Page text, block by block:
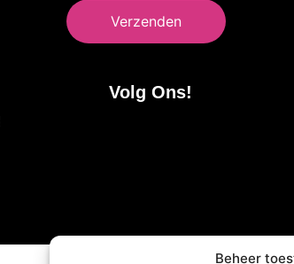
Beheer
Verzenden
Volg Ons!